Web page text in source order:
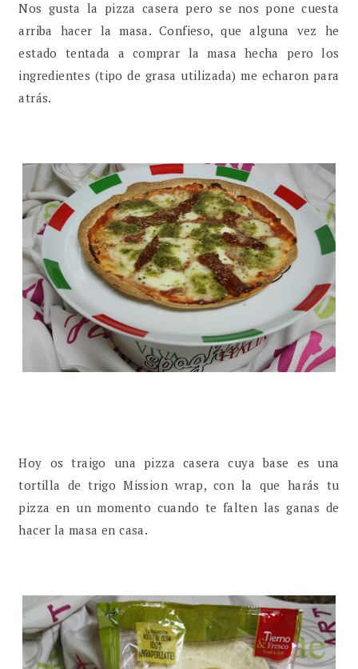
Nos gusta la pizza casera pero se nos pone cuesta
arriba hacer la masa. Confieso, que alguna vez he
estado tentada a comprar la masa hecha pero los
ingredientes (tipo de grasa utilizada) me echaron para
atrás.
Hoy os traigo una pizza casera cuya base es una
tortilla de trigo Mission wrap, con la que harás tu
pizza en un momento cuando te falten las ganas de
hacer la masa en casa.